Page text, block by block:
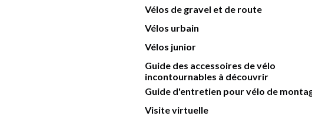
Vélos de gravel et de route
Vélos urbain
Vélos junior
Guide des accessoires de vélo
incontournables à découvrir
Guide d'entretien pour vélo de
Visite virtuelle